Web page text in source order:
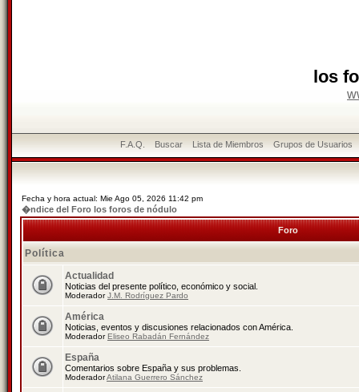
los
F.A.Q. Buscar Lista de Miembros Grupos de Usuarios
Fecha y hora actual: Mie Ago 05, 2026 11:42 pm
�ndice del Foro los foros de nódulo
Foro
Política
Actualidad
Noticias del presente político, económico y social.
ModeradorJ.M. Rodríguez Pardo
América
Noticias, eventos y discusiones relacionados con América.
ModeradorEliseo Rabadán Fernández
España
Comentarios sobre España y sus problemas.
ModeradorAtilana Guerrero Sánchez